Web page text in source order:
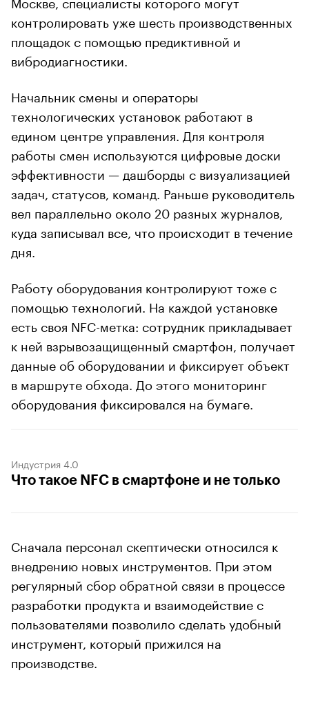
контролировать уже шесть производственных
площадок с помощью предиктивной и
вибродиагностики.
Начальник смены и операторы
технологических установок работают в
едином центре управления. Для контроля
работы смен используются цифровые доски
эффективности — дашборды с визуализацией
задач, статусов, команд. Раньше руководитель
вел параллельно около 20 разных журналов,
куда записывал все, что происходит в течение
дня.
Работу оборудования контролируют тоже с
помощью технологий. На каждой установке
есть своя NFC-метка: сотрудник прикладывает
к ней взрывозащищенный смартфон, получает
данные об оборудовании и фиксирует объект
в маршруте обхода. До этого мониторинг
оборудования фиксировался на бумаге.
Индустрия 4.0
Что такое NFC в смартфоне и не только
Сначала персонал скептически относился к
внедрению новых инструментов. При этом
регулярный сбор обратной связи в процессе
разработки продукта и взаимодействие с
пользователями позволило сделать удобный
инструмент, который прижился на
производстве.